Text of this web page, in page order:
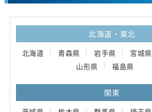
北海道・東北
北海道 青森県 岩手県 宮城県
山形県
福島県
関東